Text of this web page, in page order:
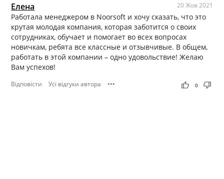
Елена 20 Жов 2021
Работала менеджером в Noorsoft и хочу сказать, что это
крутая молодая компания, которая заботится о своих
сотрудниках, обучает и помогает во всех вопросах
новичкам, ребята все классные и отзывчивые. В общем,
работать в этой компании – одно удовольствие! Желаю
Вам успехов!
Відповісти Усі відгуки автора ••• thumb_up thumb_down
0